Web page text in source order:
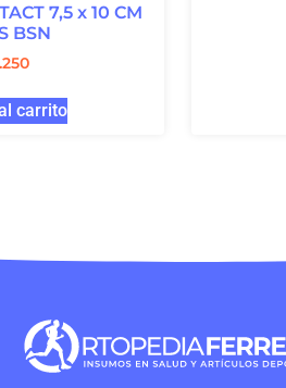
7,5 x 10 CM
BSN
carrito